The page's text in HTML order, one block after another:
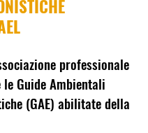
professionale
Guide Ambientali
(GAE) abilitate della